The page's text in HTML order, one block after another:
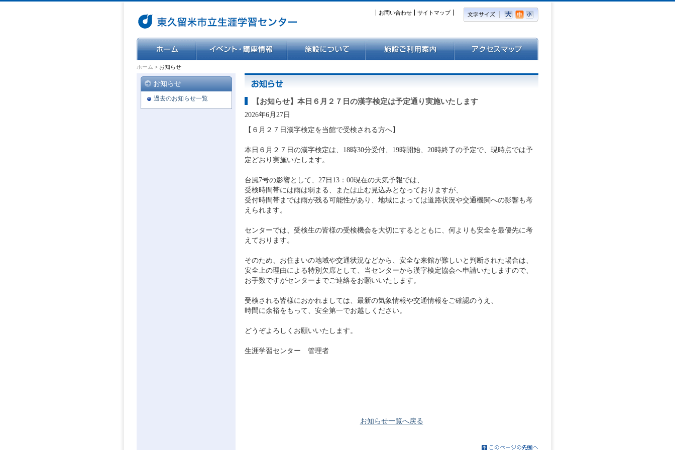
お問い合わせ サイトマップ
ホーム > お知らせ
【お知らせ】本日６月２７日の漢字検定は予定通り実施いたします
2026年6月27日
【６月２７日漢字検定を当館で受検される方へ】
本日６月２７日の漢字検定は、18時30分受付、19時開始、20時終了の予定で、現時点では予
定どおり実施いたします。
台風7号の影響として、27日13：00現在の天気予報では、
受検時間帯には雨は弱まる、または止む見込みとなっておりますが、
受付時間帯までは雨が残る可能性があり、地域によっては道路状況や交通機関への影響も考
えられます。
センターでは、受検生の皆様の受検機会を大切にするとともに、何よりも安全を最優先に考
えております。
そのため、お住まいの地域や交通状況などから、安全な来館が難しいと判断された場合は、
安全上の理由による特別欠席として、当センターから漢字検定協会へ申請いたしますので、
お手数ですがセンターまでご連絡をお願いいたします。
受検される皆様におかれましては、最新の気象情報や交通情報をご確認のうえ、
時間に余裕をもって、安全第一でお越しください。
どうぞよろしくお願いいたします。
生涯学習センター 管理者
お知らせ一覧へ戻る
お知らせ
過去のお知らせ一覧